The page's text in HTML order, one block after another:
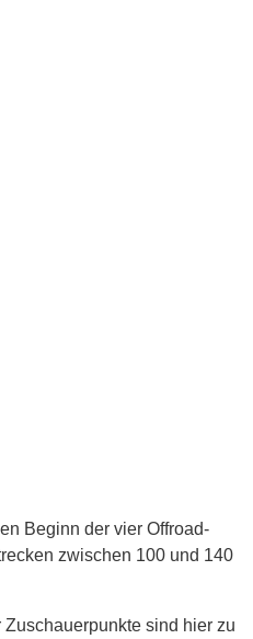
Beginn der vier Offroad-
zwischen 100 und 140
Zuschauerpunkte sind hier zu